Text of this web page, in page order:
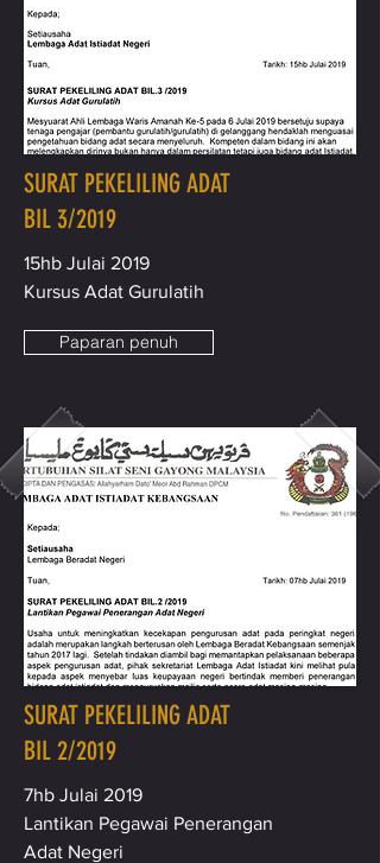
SURAT PEKELILING ADAT
BIL 3/2019
15hb Julai 2019
Kursus Adat Gurulatih
Paparan penuh
SURAT PEKELILING ADAT
BIL 2/2019
7hb Julai 2019
Lantikan Pegawai Penerangan
Adat Negeri